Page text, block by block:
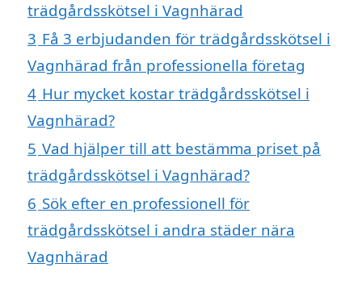
trädgårdsskötsel i Vagnhärad
3 Få 3 erbjudanden för trädgårdsskötsel i
Vagnhärad från professionella företag
4 Hur mycket kostar trädgårdsskötsel i
Vagnhärad?
5 Vad hjälper till att bestämma priset på
trädgårdsskötsel i Vagnhärad?
6 Sök efter en professionell för
trädgårdsskötsel i andra städer nära
Vagnhärad